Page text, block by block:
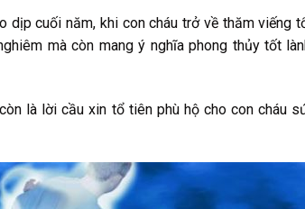
dịp cuối năm, khi con cháu trở về thăm viếng
mà còn mang ý nghĩa phong thủy tốt
là lời cầu xin tổ tiên phù hộ cho con cháu